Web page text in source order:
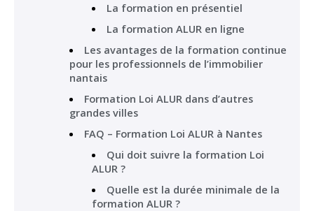
La formation en présentiel
La formation ALUR en ligne
Les avantages de la formation continue
pour les professionnels de l’immobilier
nantais
Formation Loi ALUR dans d’autres
grandes villes
FAQ – Formation Loi ALUR à Nantes
Qui doit suivre la formation Loi
ALUR ?
Quelle est la durée minimale de la
formation ALUR ?